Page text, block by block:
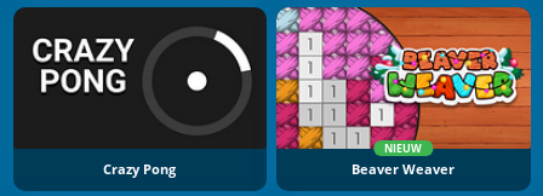
Crazy Pong
NIEUW
Beaver Weaver